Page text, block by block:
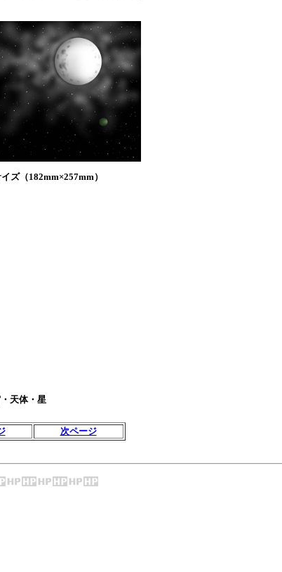
ズ（182mm×257mm）
天体・星
次ページ